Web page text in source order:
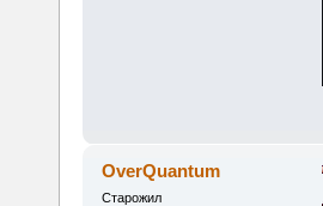
OverQuantum
Старожил